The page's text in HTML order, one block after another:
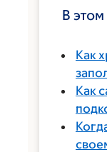
В
Как
Как